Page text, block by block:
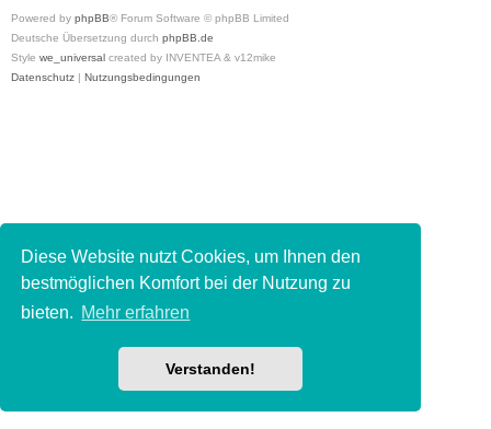
Diese Website nutzt Cookies, um Ihnen den
bestmöglichen Komfort bei der Nutzung zu
bieten. Mehr erfahren
Verstanden!
Powered by phpBB® Forum Software © phpBB Limited
Deutsche Übersetzung durch phpBB.de
Style we_universal created by INVENTEA & v12mike
Datenschutz | Nutzungsbedingungen